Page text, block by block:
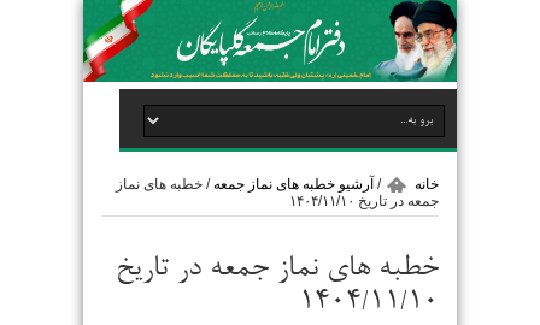
خانه / آرشیو خطبه های نماز جمعه/ خطبه های نماز
جمعه در تاریخ ۱۴۰۴/۱۱/۱۰
خطبه های نماز جمعه در تاریخ
۱۴۰۴/۱۱/۱۰